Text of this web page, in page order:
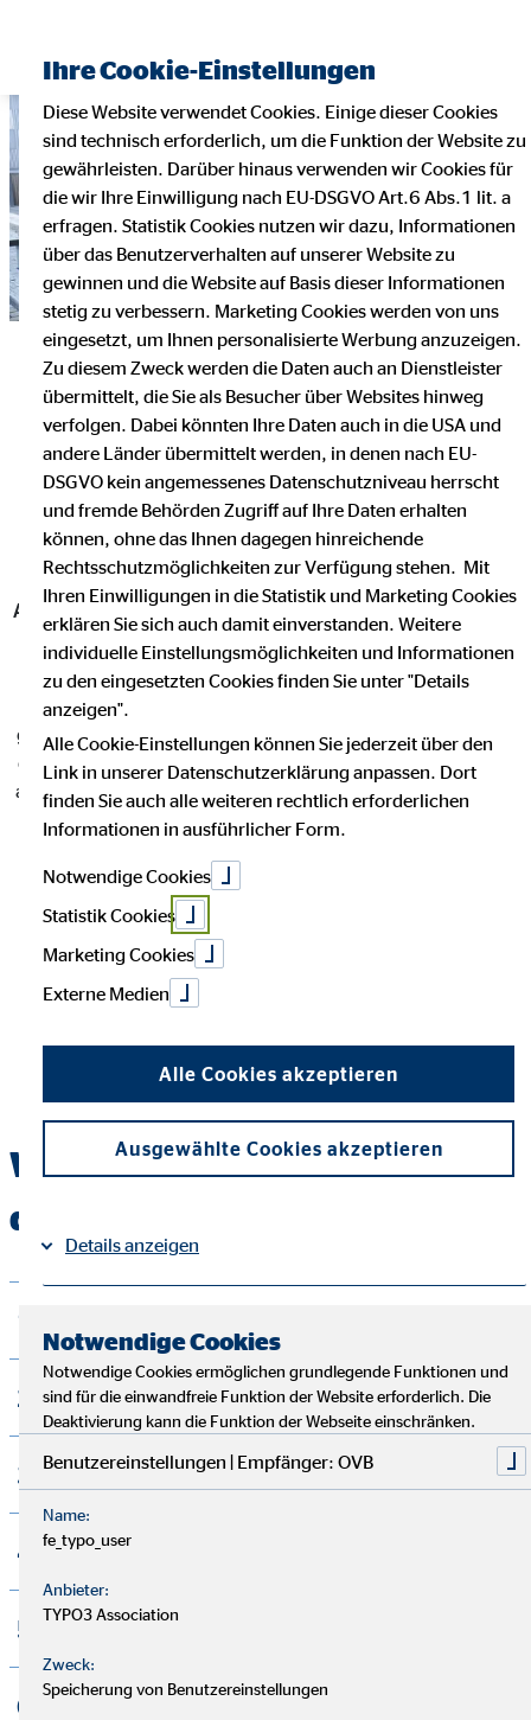
Entscheidende
Versicherungen für
Selbstständige
Alles, was du wissen musst, um dein Unternehmen und dich
Als Selbstständiger (m/w/d) weißt du, wie wichtig es ist, sich
gegen alle Eventualitäten abzusichern, damit du dich voll und
ganz auf dein Business konzentrieren kannst. Hier erfährst du
alles, was du über die entscheidenden Versicherungen wissen
musst, die dein Unternehmen und dich persönlich absichern.
Wichtige Absicherungen für
dein Unternehmen:
1. Betriebshaftpflichtversicherung
2. Geschäftsinhaltsversicherung
3. Betriebsunterbrechungsversicherung
4. Rechtsschutzversicherung
5. Cyber-Versicherung
6. Produkthaftpflichtversicherung
Ihre Cookie-Einstellungen
Diese Website verwendet Cookies. Einige dieser Cookies
sind technisch erforderlich, um die Funktion der Website zu
gewährleisten. Darüber hinaus verwenden wir Cookies für
die wir Ihre Einwilligung nach EU-DSGVO Art.6 Abs.1 lit. a
erfragen. Statistik Cookies nutzen wir dazu, Informationen
über das Benutzerverhalten auf unserer Website zu
gewinnen und die Website auf Basis dieser Informationen
stetig zu verbessern. Marketing Cookies werden von uns
eingesetzt, um Ihnen personalisierte Werbung anzuzeigen.
Zu diesem Zweck werden die Daten auch an Dienstleister
übermittelt, die Sie als Besucher über Websites hinweg
verfolgen. Dabei könnten Ihre Daten auch in die USA und
andere Länder übermittelt werden, in denen nach EU-
DSGVO kein angemessenes Datenschutzniveau herrscht
und fremde Behörden Zugriff auf Ihre Daten erhalten
können, ohne das Ihnen dagegen hinreichende
Rechtsschutzmöglichkeiten zur Verfügung stehen. Mit
Ihren Einwilligungen in die Statistik und Marketing Cookies
erklären Sie sich auch damit einverstanden. Weitere
individuelle Einstellungsmöglichkeiten und Informationen
zu den eingesetzten Cookies finden Sie unter "Details
anzeigen".
Alle Cookie-Einstellungen können Sie jederzeit über den
Link in unserer Datenschutzerklärung anpassen. Dort
finden Sie auch alle weiteren rechtlich erforderlichen
Informationen in ausführlicher Form.
Notwendige Cookies
Statistik Cookies
Marketing Cookies
Externe Medien
Alle Cookies akzeptieren
Ausgewählte Cookies akzeptieren
Details anzeigen
Notwendige Cookies
Notwendige Cookies ermöglichen grundlegende Funktionen und
sind für die einwandfreie Funktion der Website erforderlich. Die
Deaktivierung kann die Funktion der Webseite einschränken.
Benutzereinstellungen | Empfänger: OVB
Name:
fe_typo_user
Anbieter:
TYPO3 Association
Zweck:
Speicherung von Benutzereinstellungen